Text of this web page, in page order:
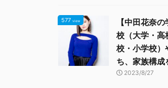
577 view
【中田花奈
校（大学・高
校・小学校）
ち、家族構成
2023/8/27